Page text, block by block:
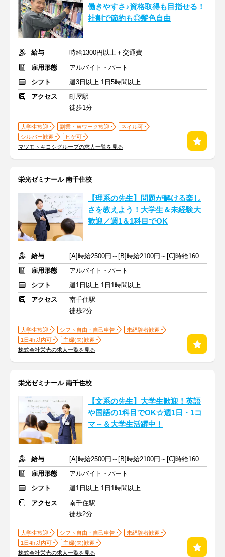
働きやすさ♪資格取得も目指せる！
社割で節約も◎髪色自由
給与
時給1300円以上＋交通費
雇用形態
アルバイト・パート
シフト
週3日以上 1日5時間以上
アクセス
町屋駅
徒歩1分
大学生歓迎 副業・Ｗワーク歓迎
ネイル可
シルバー歓迎
ヒゲ可
マツモトキヨシグループの求人一覧を見る
栄光ゼミナール 南千住校
【理系の先生】問題が解ける楽し
さを教えよう！大学生＆未経験大
歓迎／週1＆1科目でOK
給与
[A]時給2500円～[B]時給2100円～[C]時給1600円～ ※生徒数による
雇用形態
アルバイト・パート
シフト
週1日以上 1日1時間以上
アクセス
南千住駅
徒歩2分
大学生歓迎 シフト自由・自己申告
未経験者歓迎
1日4h以内可
主婦(夫)歓迎
株式会社栄光の求人一覧を見る
栄光ゼミナール 南千住校
【文系の先生】大学生歓迎！英語
や国語の1科目でOK☆週1日・1コ
マ～＆大学生活躍中！
給与
[A]時給2500円～[B]時給2100円～[C]時給1600円～ ※生徒数による
雇用形態
アルバイト・パート
シフト
週1日以上 1日1時間以上
アクセス
南千住駅
徒歩2分
大学生歓迎 シフト自由・自己申告
未経験者歓迎
1日4h以内可
主婦(夫)歓迎
株式会社栄光の求人一覧を見る